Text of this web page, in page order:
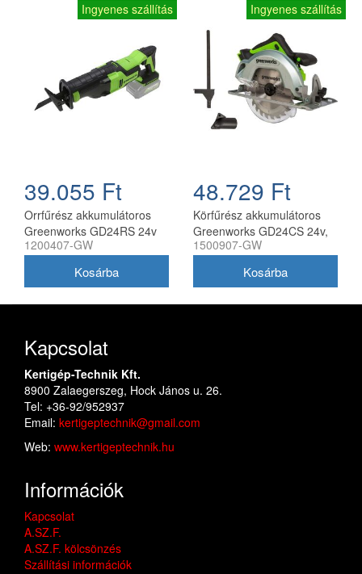
Ingyenes szállítás
39.055 Ft
Orrfűrész akkumulátoros
Greenworks GD24RS 24v
1200407-GW
Ingyenes szállítás
48.729 Ft
Körfűrész akkumulátoros
Greenworks GD24CS 24v,
tárcsa 185mm, kézi, akku
1500907-GW
Kapcsolat
Kertigép-Technik Kft.
8900 Zalaegerszeg, Hock János u. 26.
Tel: +36-92/952937
Email: kertigeptechnik@gmail.com
Web: www.kertigeptechnik.hu
Információk
Kapcsolat
A.SZ.F.
A.SZ.F. kölcsönzés
Szállítási információk